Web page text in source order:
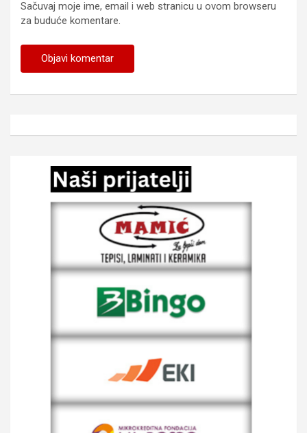
Sačuvaj moje ime, email i web stranicu u ovom browseru
za buduće komentare.